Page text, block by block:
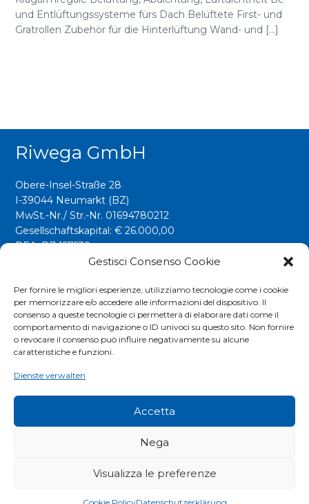
Gestisci Consenso Cookie
Per fornire le migliori esperienze, utilizziamo tecnologie come i cookie
per memorizzare e/o accedere alle informazioni del dispositivo. Il
consenso a queste tecnologie ci permetterà di elaborare dati come il
comportamento di navigazione o ID univoci su questo sito. Non fornire
o revocare il consenso può influire negativamente su alcune
caratteristiche e funzioni.
Dienste verwalten
Accetta
Nega
Visualizza le preferenze
und Entlüftungssysteme fürs Dach Belüftete First- und
Gratrollen Zubehör für die Hinterlüftung Wand- und [...]
Riwega GmbH
Obere-Insel-Straße 28
I-39044 Neumarkt (BZ)
MwSt.-Nr./ Str.-Nr. 01694780212
Gesellschaftskapital: € 26.000,00
REA: BZ 157538
info@riwega.com
Tel.+39 0471 827500
Social
PRIVACY POLICY